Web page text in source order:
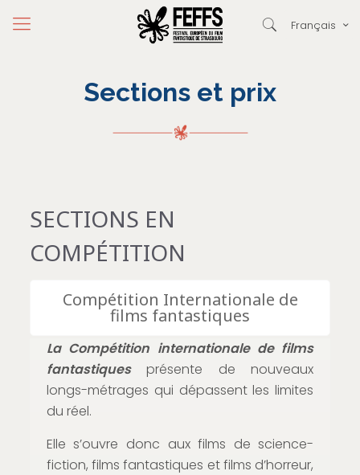
Français
Sections et prix
SECTIONS EN
COMPÉTITION
Compétition Internationale de
films fantastiques
La Compétition internationale de films
fantastiquesprésente de nouveaux
longs-métrages qui dépassent les limites
du réel.
Elle s’ouvre donc aux films de science-
fiction, films fantastiques et films d’horreur,